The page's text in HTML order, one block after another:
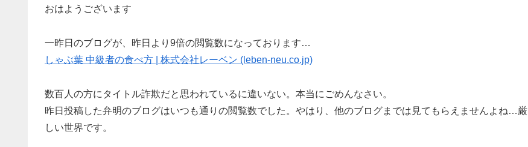
おはようございます
一昨日のブログが、昨日より9倍の閲覧数になっております…
しゃぶ葉 中級者の食べ方 | 株式会社レーベン (leben-neu.co.jp)
数百人の方にタイトル詐欺だと思われているに違いない。本当にごめんなさい。
昨日投稿した弁明のブログはいつも通りの閲覧数でした。やはり、他のブログまでは見てもらえませんよね…厳
しい世界です。